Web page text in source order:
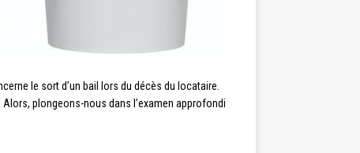
le sort d’un bail lors du décès du locataire.
plongeons-nous dans l’examen approfondi